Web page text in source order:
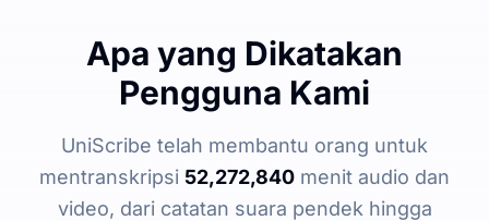
Apa yang Dikatakan
Pengguna Kami
UniScribe telah membantu orang untuk
mentranskripsi 52,272,840 menit audio dan
video, dari catatan suara pendek hingga